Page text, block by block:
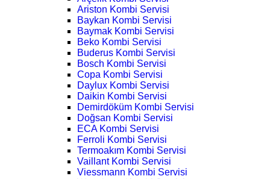
Ariston Kombi Servisi
Baykan Kombi Servisi
Baymak Kombi Servisi
Beko Kombi Servisi
Buderus Kombi Servisi
Bosch Kombi Servisi
Copa Kombi Servisi
Daylux Kombi Servisi
Daikin Kombi Servisi
Demirdöküm Kombi Servisi
Doğsan Kombi Servisi
ECA Kombi Servisi
Ferroli Kombi Servisi
Termoakım Kombi Servisi
Vaillant Kombi Servisi
Viessmann Kombi Servisi